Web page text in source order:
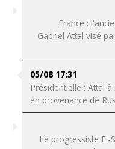
France :
Gabriel Attal visé
05/08 17:31
Présidentielle : Attal
en provenance de
Le progressiste